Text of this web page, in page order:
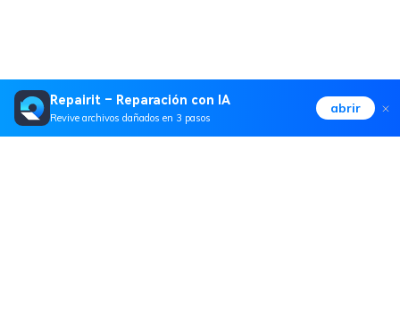
Repairit – Reparación con IA
Revive archivos dañados en 3 pasos
abrir